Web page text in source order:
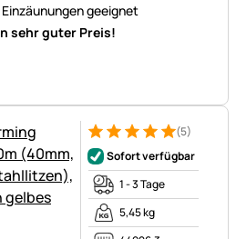
geeignet
sehr guter Preis!
Bewertung: 5 von 5 (5
5 Bewertungen
(5)
Sofort verfügbar
1 - 3 Tage
5,45 kg